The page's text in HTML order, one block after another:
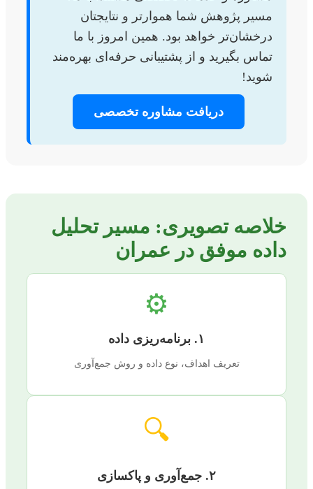
مسیر پژوهش شما هموارتر و نتایجتان
درخشان‌تر خواهد بود. همین امروز با ما
تماس بگیرید و از پشتیبانی حرفه‌ای بهره‌مند
شوید!
دریافت مشاوره تخصصی
خلاصه تصویری: مسیر تحلیل
داده موفق در عمران
⚙️
۱. برنامه‌ریزی داده
تعریف اهداف، نوع داده و روش جمع‌آوری
🔍
۲. جمع‌آوری و پاکسازی